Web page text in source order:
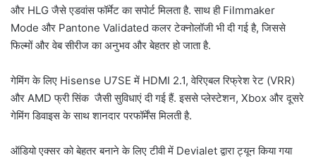
और HLG जैसे एडवांस फॉर्मेट का सपोर्ट मिलता है. साथ ही Filmmaker
Mode और Pantone Validated कलर टेक्नोलॉजी भी दी गई है, जिससे
फिल्मों और वेब सीरीज का अनुभव और बेहतर हो जाता है.
गेमिंग के लिए Hisense U7SE में HDMI 2.1, वेरिएबल रिफ्रेश रेट (VRR)
और AMD फ्री सिंक जैसी सुविधाएं दी गई हैं. इससे प्लेस्टेशन, Xbox और दूसरे
गेमिंग डिवाइस के साथ शानदार परफॉर्मेंस मिलती है.
ऑडियो एक्सर को बेहतर बनाने के लिए टीवी में Devialet द्वारा ट्यून किया गया